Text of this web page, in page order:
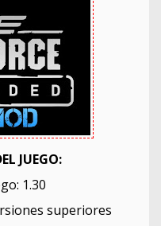
JUEGO:
1.30
superiores